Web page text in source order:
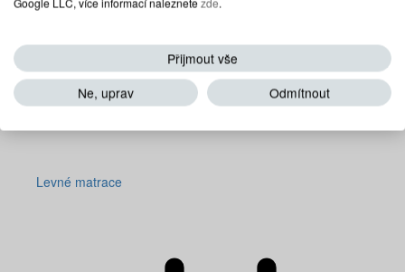
Levné matrace
Přijmout vše
Ne, uprav
Odmítnout